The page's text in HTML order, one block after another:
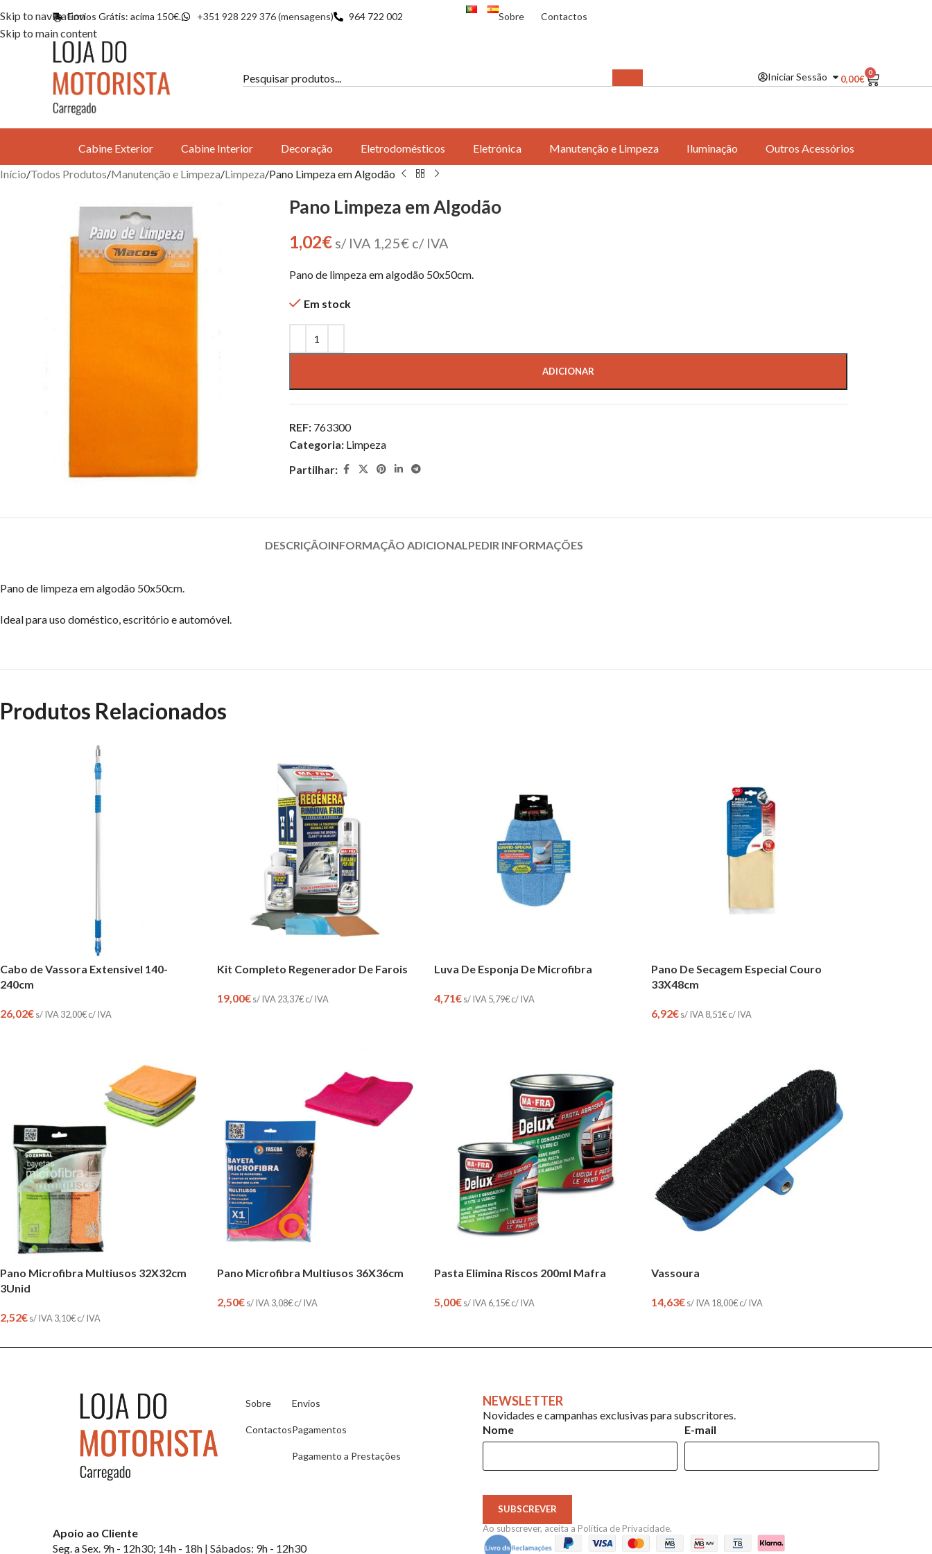
Skip to navigation
Skip to main content
Envios Grátis: acima 150€. +351 928 229 376 (mensagens) 964 722 002 Sobre Contactos
Iniciar Sessão 0,00€
0
Cabine Exterior Cabine Interior Decoração Eletrodomésticos Eletrónica Manutenção e Limpeza Iluminação
Outros Acessórios
Início Todos Produtos Manutenção e Limpeza Limpeza Pano Limpeza em Algodão
Pano Limpeza em Algodão
1,02€ s/ IVA 1,25€ c/ IVA
Pano de limpeza em algodão 50x50cm.
Em stock
ADICIONAR
REF: 763300
Categoria: Limpeza
Partilhar:
DESCRIÇÃOINFORMAÇÃO ADICIONALPEDIR INFORMAÇÕES
Pano de limpeza em algodão 50x50cm.
Ideal para uso doméstico, escritório e automóvel.
Produtos Relacionados
Cabo de Vassora Extensivel 140-
240cm
26,02€s/ IVA 32,00€c/ IVA
Kit Completo Regenerador De Farois
19,00€s/ IVA 23,37€c/ IVA
Luva De Esponja De Microfibra
4,71€s/ IVA 5,79€c/ IVA
Pano De Secagem Especial Couro
33X48cm
6,92€s/ IVA 8,51€c/ IVA
Pano Microfibra Multiusos 32X32cm
3Unid
2,52€s/ IVA 3,10€c/ IVA
Pano Microfibra Multiusos 36X36cm
2,50€s/ IVA 3,08€c/ IVA
Pasta Elimina Riscos 200ml Mafra
5,00€s/ IVA 6,15€c/ IVA
Vassoura
14,63€s/ IVA 18,00€c/ IVA
Sobre
Contactos
Envios
Pagamentos
Pagamento a Prestações
Apoio ao Cliente
Seg. a Sex. 9h - 12h30; 14h - 18h | Sábados: 9h - 12h30
NEWSLETTER
Novidades e campanhas exclusivas para subscritores.
Nome
E-mail
SUBSCREVER
Ao subscrever, aceita a Política de Privacidade.